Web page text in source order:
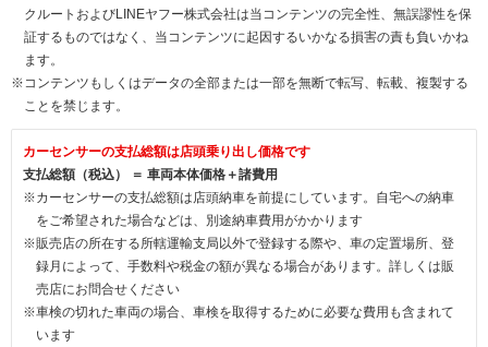
クルートおよびLINEヤフー株式会社は当コンテンツの完全性、無誤謬性を保
証するものではなく、当コンテンツに起因するいかなる損害の責も負いかね
ます。
※コンテンツもしくはデータの全部または一部を無断で転写、転載、複製する
ことを禁じます。
カーセンサーの支払総額は店頭乗り出し価格です
支払総額（税込） ＝ 車両本体価格＋諸費用
※カーセンサーの支払総額は店頭納車を前提にしています。自宅への納車
をご希望された場合などは、別途納車費用がかかります
※販売店の所在する所轄運輸支局以外で登録する際や、車の定置場所、登
録月によって、手数料や税金の額が異なる場合があります。詳しくは販
売店にお問合せください
※車検の切れた車両の場合、車検を取得するために必要な費用も含まれて
います